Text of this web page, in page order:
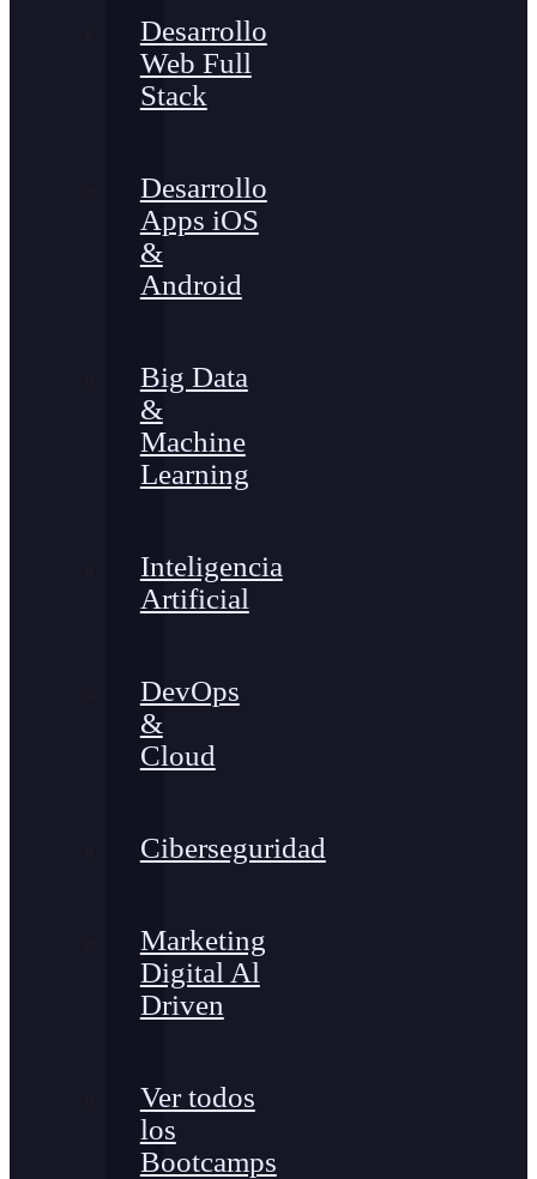
Desarrollo
Web Full
Stack
Desarrollo
Apps iOS
&
Android
Big Data
&
Machine
Learning
Inteligencia
Artificial
DevOps
&
Cloud
Ciberseguridad
Marketing
Digital Al
Driven
Ver todos
los
Bootcamps